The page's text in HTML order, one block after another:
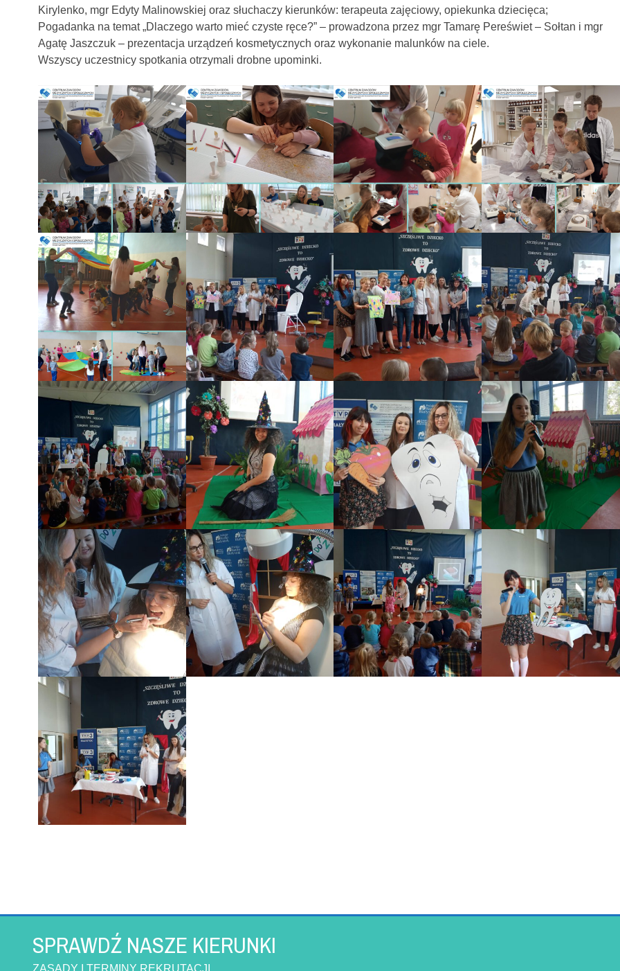
Kirylenko, mgr Edyty Malinowskiej oraz słuchaczy kierunków: terapeuta zajęciowy, opiekunka dziecięca;
Pogadanka na temat „Dlaczego warto mieć czyste ręce?” – prowadzona przez mgr Tamarę Pereświet – Sołtan i mgr
Agatę Jaszczuk – prezentacja urządzeń kosmetycznych oraz wykonanie malunków na ciele.
Wszyscy uczestnicy spotkania otrzymali drobne upominki.
SPRAWDŹ NASZE KIERUNKI
ZASADY I TERMINY REKRUTACJI